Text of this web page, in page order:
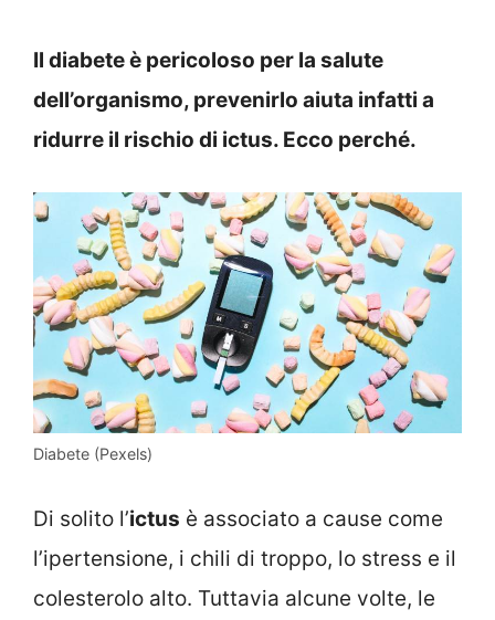
Il diabete è pericoloso per la salute
dell’organismo, prevenirlo aiuta infatti a
ridurre il rischio di ictus. Ecco perché.
Diabete (Pexels)
Di solito l’ictus è associato a cause come
l’ipertensione, i chili di troppo, lo stress e il
colesterolo alto. Tuttavia alcune volte, le